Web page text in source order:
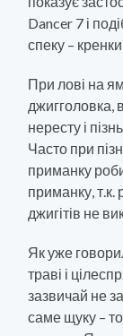
Dancer 7 і
спеку –
При лові на
джигголовка,
нересту і
Часто при
приманку
приманку, т.к.
джигітів не
Як уже
траві і
зазвичай не
саме щуку –